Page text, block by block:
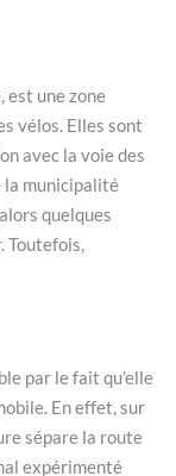
est une zone
vélos. Elles sont
avec la voie des
la municipalité
quelques
Toutefois,
par le fait qu’elle
En effet, sur
sépare la route
expérimenté